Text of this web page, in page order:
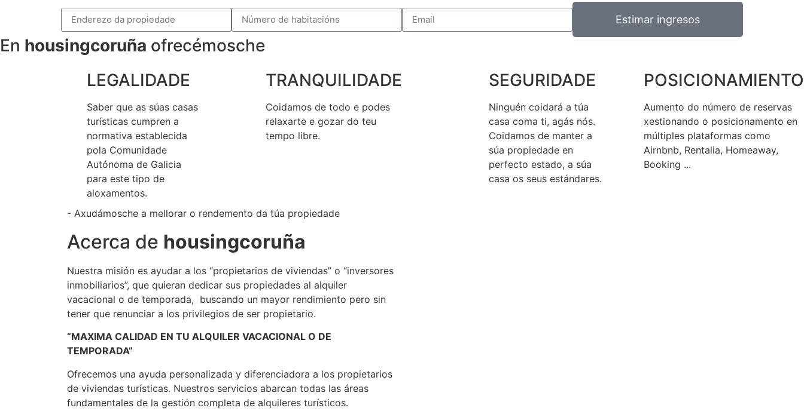
Estimar ingresos
En housingcoruña ofrecémosche
LEGALIDADE
Saber que as súas casas
turísticas cumpren a
normativa establecida
pola Comunidade
Autónoma de Galicia
para este tipo de
aloxamentos.
TRANQUILIDADE
Coidamos de todo e podes
relaxarte e gozar do teu
tempo libre.
SEGURIDADE
Ninguén coidará a túa
casa coma ti, agás nós.
Coidamos de manter a
súa propiedade en
perfecto estado, a súa
casa os seus estándares.
POSICIONAMIENTO
Aumento do número de reservas
xestionando o posicionamento en
múltiples plataformas como
Airnbnb, Rentalia, Homeaway,
Booking ...
- Axudámosche a mellorar o rendemento da túa propiedade
Acerca de housingcoruña
Nuestra misión es ayudar a los “propietarios de viviendas” o “inversores
inmobiliarios”, que quieran dedicar sus propiedades al alquiler
vacacional o de temporada, buscando un mayor rendimiento pero sin
tener que renunciar a los privilegios de ser propietario.
“MAXIMA CALIDAD EN TU ALQUILER VACACIONAL O DE
TEMPORADA”
Ofrecemos una ayuda personalizada y diferenciadora a los propietarios
de viviendas turísticas. Nuestros servicios abarcan todas las áreas
fundamentales de la gestión completa de alquileres turísticos.